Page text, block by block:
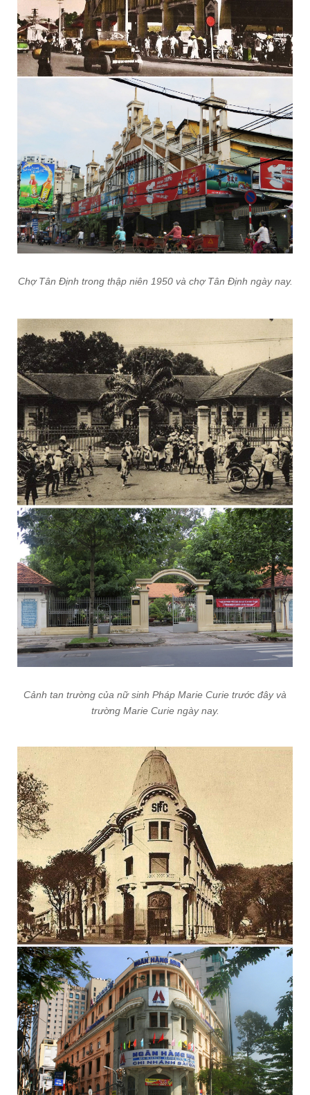
Tiệm bán rượu chát của ông Poujade de Ladevèze cuối thế kỷ
19 - góc đường Paul Blanchy (Hai Bà Trưng) và rue d’ Amiral
Dupré (Đông Du), quận 1. Hình ảnh từ công trường Mê Linh
đầu đường Hai Bà Trưng đi về hướng bắc ở phía trái.
Đường Paul Blanchy năm 1947 vẫn còn nhỏ hẹp, vắng xe, nhà
hai bên ít, với hàng cây xanh dọc hai bên đường, phía xa là
nhà thờ Tân Định và đường Hai Bà Trưng ngày nay.
Chợ Tân Định trong thập niên 1950 và chợ Tân Định ngày nay.
Cảnh tan trường của nữ sinh Pháp Marie Curie trước đây và
trường Marie Curie ngày nay.